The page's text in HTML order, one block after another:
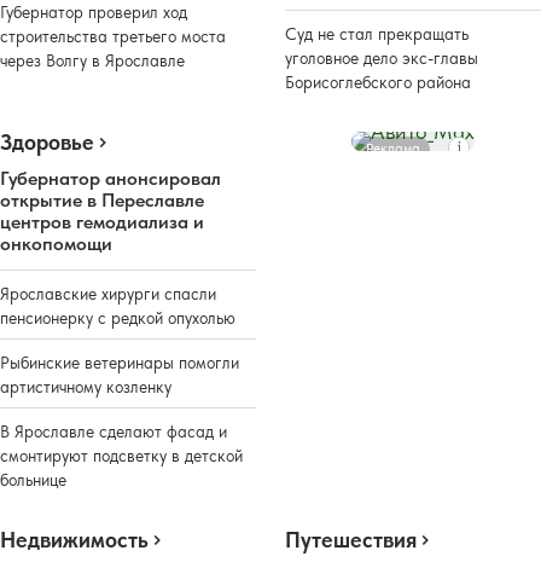
Губернатор проверил ход
строительства третьего моста
через Волгу в Ярославле
Суд не стал прекращать
уголовное дело экс-главы
Борисоглебского района
Здоровье
Губернатор анонсировал
открытие в Переславле
центров гемодиализа и
онкопомощи
Ярославские хирурги спасли
пенсионерку с редкой опухолью
Рыбинские ветеринары помогли
артистичному козленку
В Ярославле сделают фасад и
смонтируют подсветку в детской
больнице
Реклама
Недвижимость Путешествия